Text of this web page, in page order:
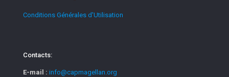
Conditions Générales d'Utilisation
Contacts:
E-mail : info@capmagellan.org